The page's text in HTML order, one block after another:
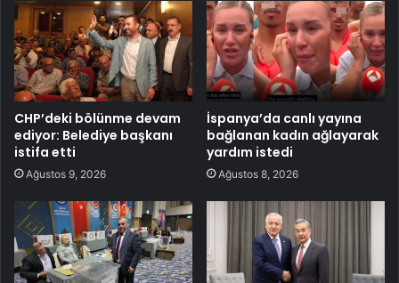
CHP’deki bölünme devam
ediyor: Belediye başkanı
istifa etti
Ağustos 9, 2026
İspanya’da canlı yayına
bağlanan kadın ağlayarak
yardım istedi
Ağustos 8, 2026